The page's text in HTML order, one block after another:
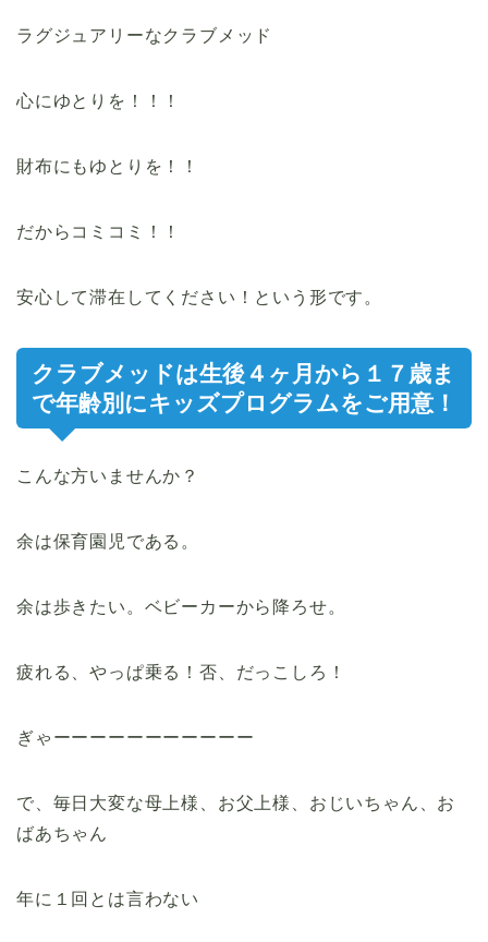
ラグジュアリーなクラブメッド
心にゆとりを！！！
財布にもゆとりを！！
だからコミコミ！！
安心して滞在してください！という形です。
クラブメッドは生後４ヶ月から１７歳ま
で年齢別にキッズプログラムをご用意！
こんな方いませんか？
余は保育園児である。
余は歩きたい。ベビーカーから降ろせ。
疲れる、やっぱ乗る！否、だっこしろ！
ぎゃーーーーーーーーーーー
で、毎日大変な母上様、お父上様、おじいちゃん、お
ばあちゃん
年に１回とは言わない